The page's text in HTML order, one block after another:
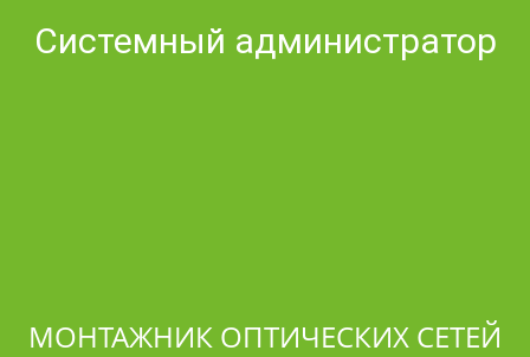
Cистемный администратор
МОНТАЖНИК ОПТИЧЕСКИХ СЕТЕЙ